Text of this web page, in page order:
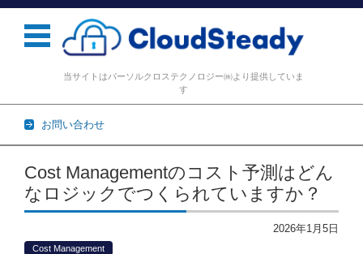
当サイトはパーソルクロステクノロジー㈱より提供していま
す
お問い合わせ
コンテンツに移動
Cost Managementのコスト予測はどん
なロジックでつくられていますか？
2026年1月5日
Cost Management